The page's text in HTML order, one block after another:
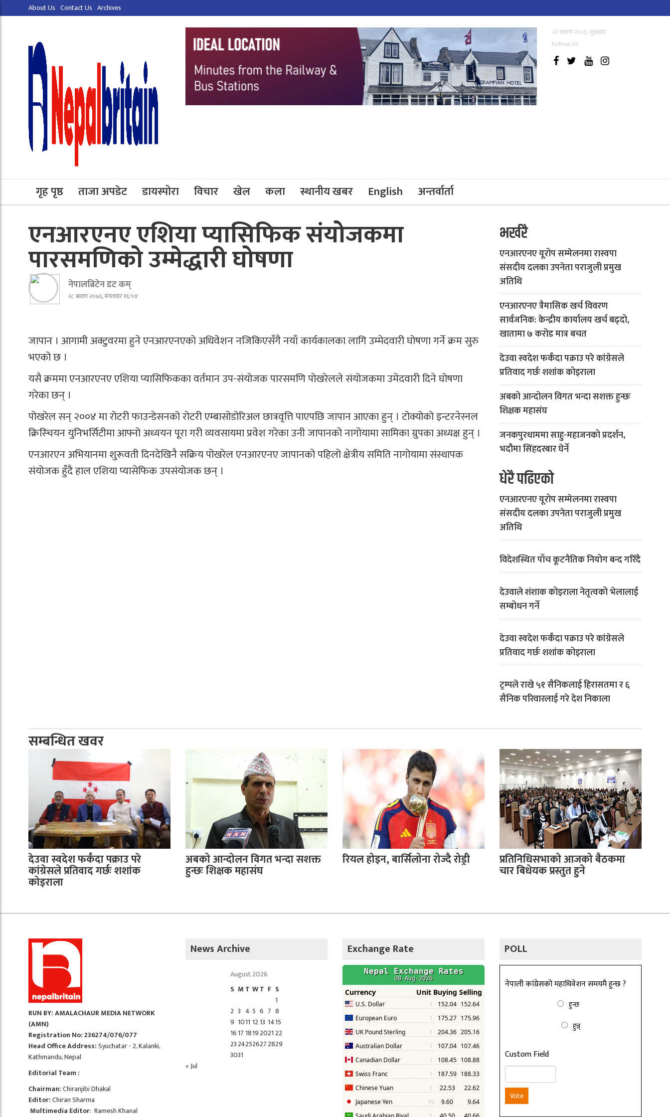
About Us Contact Us Archives
२२ श्रावण २०८३, शुक्रबार
Follow Us
गृह पृष्ठ ताजा अपडेट डायस्पोरा विचार खेल कला स्थानीय खबर English अन्तर्वार्ता
एनआरएनए एशिया प्यासिफिक संयोजकमा
पारसमणिको उम्मेद्धारी घोषणा
नेपालब्रिटेन डट कम्
२८ श्रावण २०७६, मंगलवार १६:५४
जापान । आगामी अक्टुवरमा हुने एनआरएनएको अधिवेशन नजिकिएसँगै नयाँ कार्यकालका लागि उम्मेदवारी घोषणा गर्ने क्रम सुरु
भएको छ ।
यसै क्रममा एनआरएनए एशिया प्यासिफिकका वर्तमान उप-संयोजक पारसमणि पोखरेलले संयोजकमा उमेदवारी दिने घोषणा
गरेका छन् ।
पोखरेल सन् २००४ मा रोटरी फाउन्डेसनको रोटरी एम्बासोडोरिअल छात्रवृत्ति पाएपछि जापान आएका हुन् । टोक्योको इन्टरनेस्नल
क्रिस्चियन युनिभर्सिटीमा आफ्नो अध्ययन पूरा गरी व्यवसायमा प्रवेश गरेका उनी जापानको नागोयामा सामिका ग्रुपका अध्यक्ष हुन् ।
एनआरएन अभियानमा शुरूवती दिनदेखिनै सक्रिय पोखरेल एनआरएनए जापानको पहिलो क्षेत्रीय समिति नागोयामा संस्थापक
संयोजक हुँदै हाल एशिया प्यासेफिक उपसंयोजक छन् ।
भर्खरै
एनआरएनए यूरोप सम्मेलनमा रास्वपा
संसदीय दलका उपनेता पराजुली प्रमुख
अतिथि
एनआरएनए त्रैमासिक खर्च विवरण
सार्वजनिक: केन्द्रीय कार्यालय खर्च बढ्दो,
खातामा ७ करोड मात्र बचत
देउवा स्वदेश फर्कँदा पक्राउ परे कांग्रेसले
प्रतिवाद गर्छः शशांक कोइराला
अबको आन्दोलन विगत भन्दा सशक्त हुन्छः
शिक्षक महासंघ
जनकपुरधाममा साहु-महाजनको प्रदर्शन,
भदौमा सिंहदरबार घेर्ने
धेरै पढिएको
एनआरएनए यूरोप सम्मेलनमा रास्वपा
संसदीय दलका उपनेता पराजुली प्रमुख
अतिथि
विदेशस्थित पाँच कूटनैतिक नियोग बन्द गरिँदै
देउवाले शंशाक कोइराला नेतृत्वको भेलालाई
सम्बोधन गर्ने
देउवा स्वदेश फर्कँदा पक्राउ परे कांग्रेसले
प्रतिवाद गर्छः शशांक कोइराला
ट्रम्पले राखे ५१ सैनिकलाई हिरासतमा र ६
सैनिक परिवारलाई गरे देश निकाला
सम्बन्धित खवर
देउवा स्वदेश फर्कँदा पक्राउ परे
कांग्रेसले प्रतिवाद गर्छः शशांक
कोइराला
अबको आन्दोलन विगत भन्दा सशक्त
हुन्छः शिक्षक महासंघ
रियल होइन, बार्सिलोना रोज्दै रोड्री प्रतिनिधिसभाको आजको बैठकमा
चार बिधेयक प्रस्तुत हुने
RUN BY: AMALACHAUR MEDIA NETWORK
(AMN)
Registration No: 236274/076/077
Head Office Address:Syuchatar - 2, Kalanki,
Kathmandu, Nepal
Editorial Team :
Chairman:Chiranjibi Dhakal
Editor:Chiran Sharma
Multimedia Editor: Ramesh Khanal
News Archive
August 2026
S M T WT F S
1
2 3 4 5 6 7 8
9 1011 12 13 1415
1617 1819202122
23242526272829
3031
« Jul
Exchange Rate POLL
नेपाली कांग्रेसको महाधिवेशन समयमै हुन्छ ?
हुन्छ
हुन्न्
Custom Field
Vote